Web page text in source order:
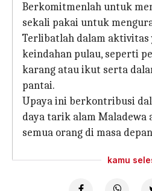
Berkomitmenlah untuk
sekali pakai untuk
Terlibatlah dalam aktivitas
keindahan pulau, seperti
karang atau ikut serta
pantai.
Upaya ini berkontribusi
daya tarik alam
semua orang di masa
kamu